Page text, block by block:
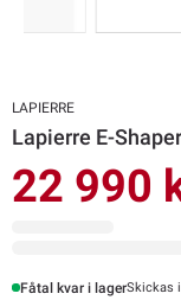
LAPIERRE
Lapierre E-
22 990
Fåtal kvar i lagerSkickas